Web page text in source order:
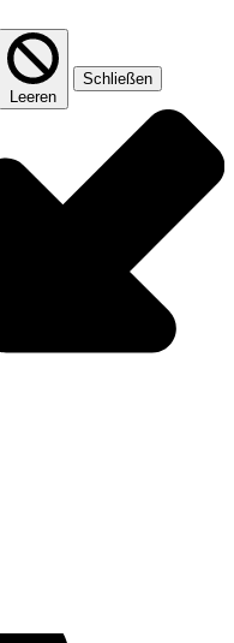
Leeren
Schließen